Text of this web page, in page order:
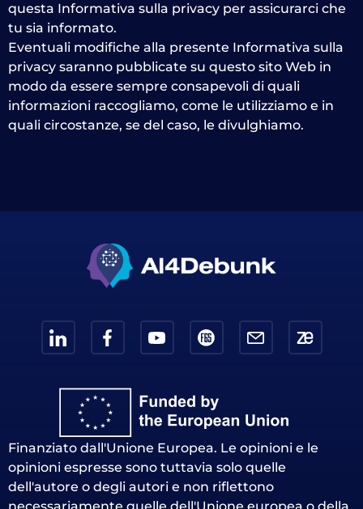
questa Informativa sulla privacy per assicurarci che
tu sia informato.
Eventuali modifiche alla presente Informativa sulla
privacy saranno pubblicate su questo sito Web in
modo da essere sempre consapevoli di quali
informazioni raccogliamo, come le utilizziamo e in
quali circostanze, se del caso, le divulghiamo.
Finanziato dall'Unione Europea. Le opinioni e le
opinioni espresse sono tuttavia solo quelle
dell'autore o degli autori e non riflettono